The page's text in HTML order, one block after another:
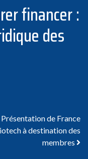
financer :
des
Présentation de France
à destination des
membres